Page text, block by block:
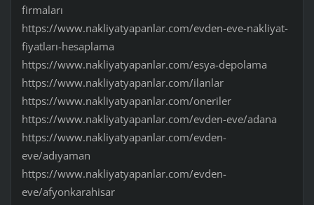
firmaları
https://www.nakliyatyapanlar.com/evden-eve-nakliyat-
fiyatları-hesaplama
https://www.nakliyatyapanlar.com/esya-depolama
https://www.nakliyatyapanlar.com/ilanlar
https://www.nakliyatyapanlar.com/oneriler
https://www.nakliyatyapanlar.com/evden-eve/adana
https://www.nakliyatyapanlar.com/evden-
eve/adıyaman
https://www.nakliyatyapanlar.com/evden-
eve/afyonkarahisar